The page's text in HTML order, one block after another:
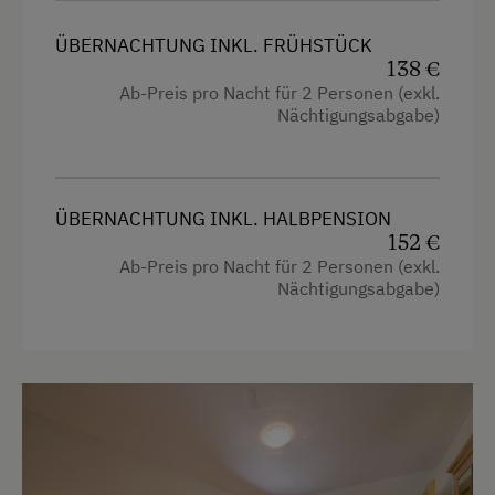
ÜBERNACHTUNG INKL. FRÜHSTÜCK
138 €
Ab-Preis pro Nacht für 2 Personen (exkl.
Nächtigungsabgabe)
ÜBERNACHTUNG INKL. HALBPENSION
152 €
Ab-Preis pro Nacht für 2 Personen (exkl.
Nächtigungsabgabe)